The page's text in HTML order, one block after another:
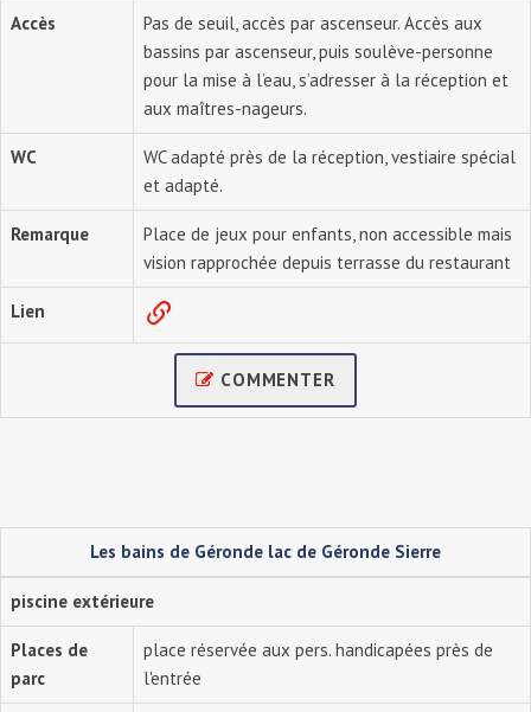
Accès
Pas de seuil, accès par ascenseur. Accès aux
bassins par ascenseur, puis soulève-personne
pour la mise à l’eau, s’adresser à la réception et
aux maîtres-nageurs.
WC
WC adapté près de la réception, vestiaire spécial
et adapté.
Remarque
Place de jeux pour enfants, non accessible mais
vision rapprochée depuis terrasse du restaurant
Lien
COMMENTER
Les bains de Géronde lac de Géronde Sierre
piscine extérieure
Places de
parc
place réservée aux pers. handicapées près de
l'entrée